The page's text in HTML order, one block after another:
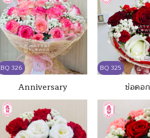
BQ 326
Anniversary
BQ 325
ช่อดอ